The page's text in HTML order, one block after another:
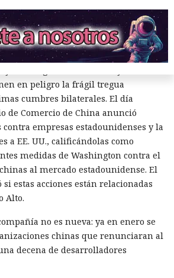
qué medidas podrían seguir en
en medio del empeoramiento de las
en peligro la frágil tregua
cumbres bilaterales. El día
de Comercio de China anunció
empresas estadounidenses y la
a EE. UU., calificándolas como
medidas de Washington contra el
al mercado estadounidense. El
estas acciones están relacionadas
Alto.
no es nueva: ya en enero se
chinas que renunciaran al
decena de desarrolladores